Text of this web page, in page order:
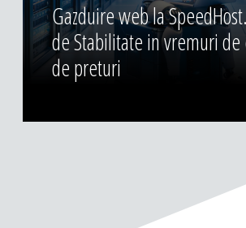
Gazduire web la
de Stabilitate in vremuri de
de preturi